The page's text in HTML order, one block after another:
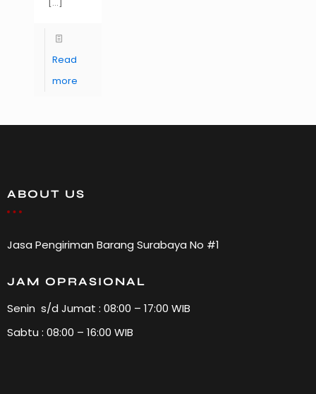
Read
more
ABOUT US
Jasa Pengiriman Barang Surabaya No #1
JAM OPRASIONAL
Senin s/d Jumat : 08:00 – 17:00 WIB
Sabtu : 08:00 – 16:00 WIB